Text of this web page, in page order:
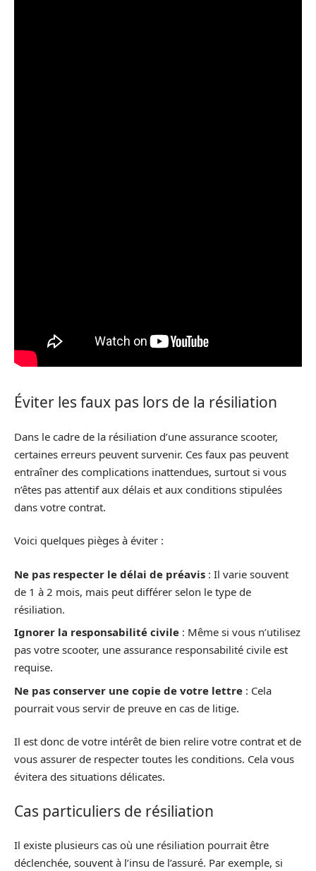
Éviter les faux pas lors de la résiliation
Dans le cadre de la résiliation d’une assurance scooter,
certaines erreurs peuvent survenir. Ces faux pas peuvent
entraîner des complications inattendues, surtout si vous
n’êtes pas attentif aux délais et aux conditions stipulées
dans votre contrat.
Voici quelques pièges à éviter :
Ne pas respecter le délai de préavis : Il varie souvent
de 1 à 2 mois, mais peut différer selon le type de
résiliation.
Ignorer la responsabilité civile : Même si vous n’utilisez
pas votre scooter, une assurance responsabilité civile est
requise.
Ne pas conserver une copie de votre lettre : Cela
pourrait vous servir de preuve en cas de litige.
Il est donc de votre intérêt de bien relire votre contrat et de
vous assurer de respecter toutes les conditions. Cela vous
évitera des situations délicates.
Cas particuliers de résiliation
Il existe plusieurs cas où une résiliation pourrait être
déclenchée, souvent à l’insu de l’assuré. Par exemple, si